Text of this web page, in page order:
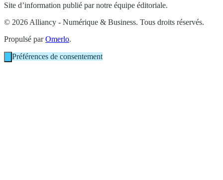
Site d’information publié par notre équipe éditoriale.
© 2026 Alliancy - Numérique & Business. Tous droits réservés.
Propulsé parOmerlo.
Préférences de consentement